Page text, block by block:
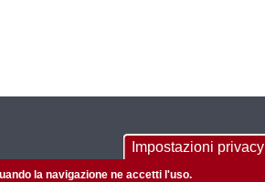
CONTACTS
Impostazioni privacy
la navigazione ne accetti l'uso.